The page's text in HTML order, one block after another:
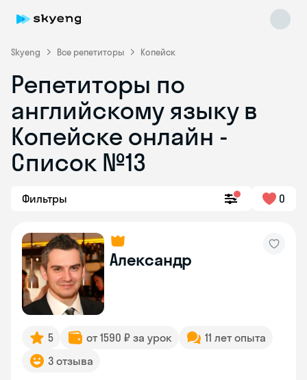
Skyeng Все репетиторы Копейск
Репетиторы по
английскому языку в
Копейске онлайн -
Список №13
Фильтры 0
Александр
5 от 1590 ₽ за урок
11 лет опыта
3 отзыва